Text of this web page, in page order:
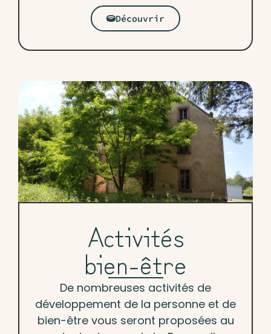
Découvrir
Activités
bien-être
De nombreuses activités de
développement de la personne et de
bien-être vous seront proposées au